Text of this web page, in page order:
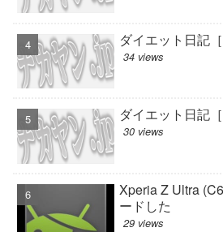
ダイエット日記
34 views
ダイエット日記
30 views
Xperia Z Ultra
ードした
29 views